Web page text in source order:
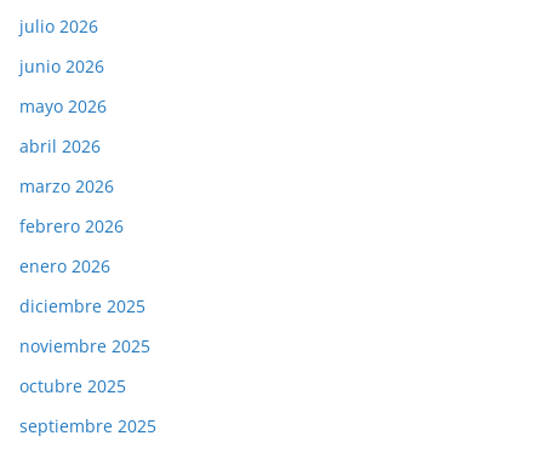
julio 2026
junio 2026
mayo 2026
abril 2026
marzo 2026
febrero 2026
enero 2026
diciembre 2025
noviembre 2025
octubre 2025
septiembre 2025